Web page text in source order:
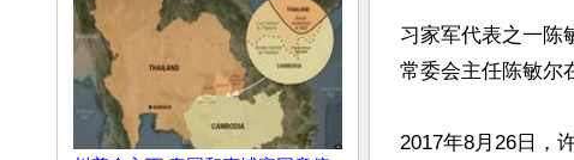
习家军代表之一陈
常委会主任陈敏尔
2017年8月26日，